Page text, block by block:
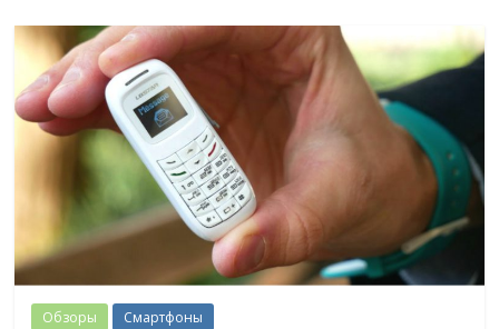
Обзоры Смартфоны